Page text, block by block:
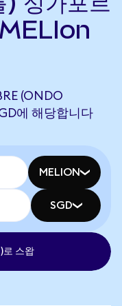
(ONDO
에 해당합니다
MELION
SGD
로 스왑